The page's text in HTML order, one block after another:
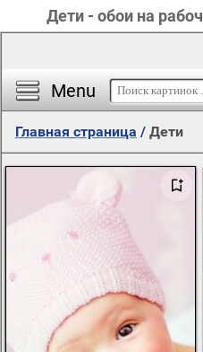
Дети - обои на
Menu
Главная страница / Дети